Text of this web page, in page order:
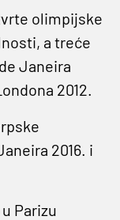
olimpijske
a treće
Janeira
2012.
2016. i
Parizu